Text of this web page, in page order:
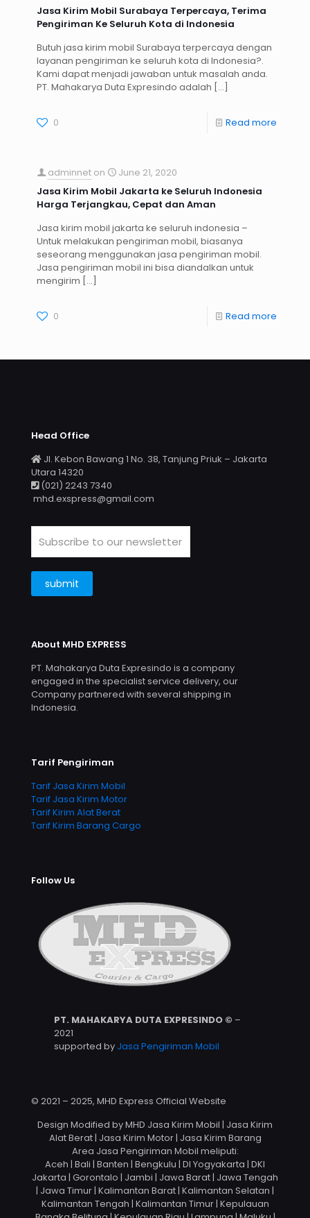
Jasa Kirim Mobil Surabaya Terpercaya, Terima
Pengiriman Ke Seluruh Kota di Indonesia
Butuh jasa kirim mobil Surabaya terpercaya dengan
layanan pengiriman ke seluruh kota di Indonesia?.
Kami dapat menjadi jawaban untuk masalah anda.
PT. Mahakarya Duta Expresindo adalah […]
0 Read more
adminnet on
June 21, 2020
Jasa Kirim Mobil Jakarta ke Seluruh Indonesia
Harga Terjangkau, Cepat dan Aman
Jasa kirim mobil jakarta ke seluruh indonesia –
Untuk melakukan pengiriman mobil, biasanya
seseorang menggunakan jasa pengiriman mobil.
Jasa pengiriman mobil ini bisa diandalkan untuk
mengirim […]
0 Read more
Head Office
Jl. Kebon Bawang 1 No. 38, Tanjung Priuk – Jakarta
Utara 14320
(021) 2243 7340
mhd.exspress@gmail.com
About MHD EXPRESS
PT. Mahakarya Duta Expresindo is a company
engaged in the specialist service delivery, our
Company partnered with several shipping in
Indonesia.
Tarif Pengiriman
Tarif Jasa Kirim Mobil
Tarif Jasa Kirim Motor
Tarif Kirim Alat Berat
Tarif Kirim Barang Cargo
Follow Us
PT. MAHAKARYA DUTA EXPRESINDO © –
2021
supported by Jasa Pengiriman Mobil
© 2021 – 2025, MHD Express Official Website
Design Modified by MHD Jasa Kirim Mobil | Jasa Kirim
Alat Berat | Jasa Kirim Motor | Jasa Kirim Barang
Area Jasa Pengiriman Mobil meliputi:
Aceh | Bali | Banten | Bengkulu | DI Yogyakarta | DKI
Jakarta | Gorontalo | Jambi | Jawa Barat | Jawa Tengah
| Jawa Timur | Kalimantan Barat | Kalimantan Selatan |
Kalimantan Tengah | Kalimantan Timur | Kepulauan